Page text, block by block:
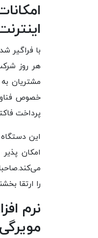
با فراگیر
هر روز
مشتریان
خصوص
پرداخت
این
امکان
را ارتقا
نرم
مویرگی